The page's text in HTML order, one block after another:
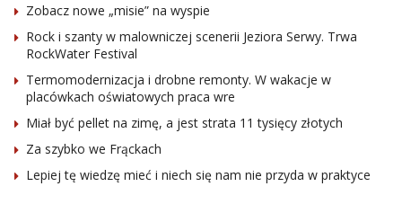
Zobacz nowe „misie” na wyspie
Rock i szanty w malowniczej scenerii Jeziora Serwy. Trwa
RockWater Festival
Termomodernizacja i drobne remonty. W wakacje w
placówkach oświatowych praca wre
Miał być pellet na zimę, a jest strata 11 tysięcy złotych
Za szybko we Frąckach
Lepiej tę wiedzę mieć i niech się nam nie przyda w praktyce